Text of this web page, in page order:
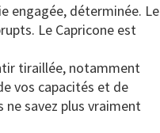
engagée, déterminée. Le
Le Capricone est
tiraillée, notamment
vos capacités et de
savez plus vraiment